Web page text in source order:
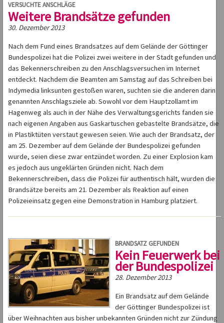
VERSUCHTE ANSCHLÄGE
Weitere Brandsätze gefunden
30. Dezember 2013
Nach dem Fund eines Brandsatzes auf dem Gelände der Göttinger
Bundespolizei hat die Polizei zwei weitere in der Stadt gefunden und
das Bekennerschreiben zu den Anschlagsversuchen im Internet
entdeckt. Nachdem die Beamten am Samstag auf das Schreiben bei
Indymedia linksunten gestoßen waren, suchten sie die anderen darin
genannten Anschlagsziele ab. Sowohl vor dem Hauptzollamt im
Hagenweg als auch in der Nähe des Verwaltungsgerichts fanden sie
nach eigenen Angaben aus Gaskartuschen gebastelte Brandsätze, die
in Plastiktüten verstaut gewesen seien. Wie auch der Brandsatz, der
am 25. Dezember auf dem Gelände der Bundespolizei gefunden
wurde, seien diese zwar entzündet worden. Zu einer Explosion kam
es jedoch aus ungeklärten Gründen nicht. Nach dem
Bekennerschreiben, dass die Polizei für authentisch hält, wurden die
Brandsätze bereits am 21. Dezember als Reaktion auf einen
Polizeieinsatz gegen eine Demonstration in Hamburg platziert.
BRANDSATZ GEFUNDEN
Kein Feuerwerk bei
der Bundespolizei
28. Dezember 2013
Ein Brandsatz auf dem Gelände
der Göttinger Bundespolizei ist
über Weihnachten aus bisher unbekannten Gründen nicht zur Zündung